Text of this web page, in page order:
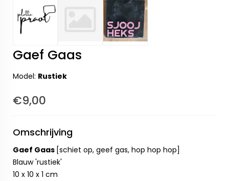
Gaef Gaas
Model: Rustiek
€9,00
Omschrijving
Gaef Gaas [schiet op, geef gas, hop hop hop]
Blauw 'rustiek'
10 x 10 x 1 cm